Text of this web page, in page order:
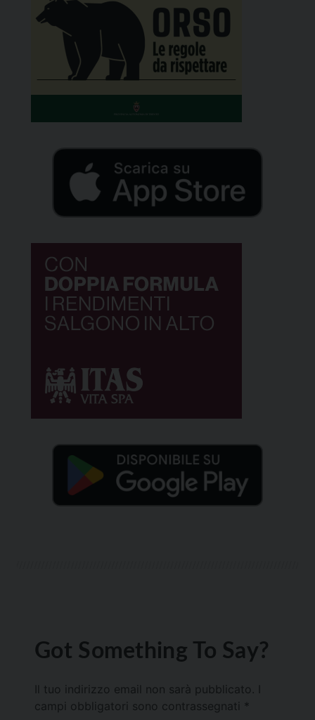
Got Something To Say?
Il tuo indirizzo email non sarà pubblicato.
campi obbligatori sono contrassegnati *